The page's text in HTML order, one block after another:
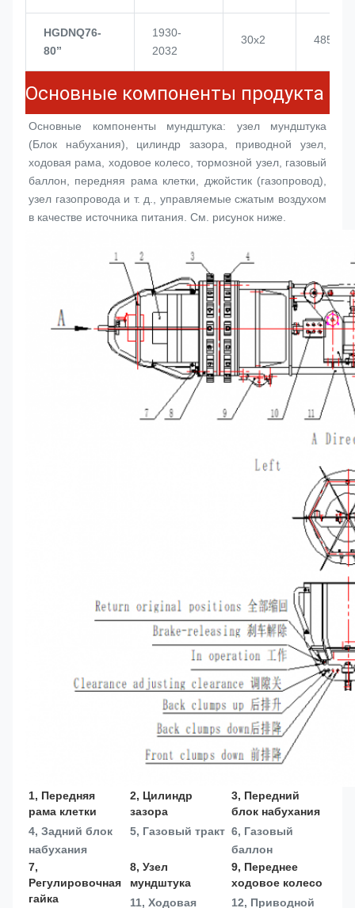
HGDNQ76-
80’’
1930-
2032
30x2 4855
Основные компоненты продукта
Основные компоненты мундштука: узел мундштука
(Блок набухания), цилиндр зазора, приводной узел,
ходовая рама, ходовое колесо, тормозной узел, газовый
баллон, передняя рама клетки, джойстик (газопровод),
узел газопровода и т. д., управляемые сжатым воздухом
в качестве источника питания. См. рисунок ниже.
1, Передняя
рама клетки
4, Задний блок
набухания
2, Цилиндр
зазора
5, Газовый тракт
3, Передний
блок набухания
6, Газовый
баллон
7,
Регулировочная
гайка
8, Узел
мундштука
11, Ходовая
9, Переднее
ходовое колесо
12, Приводной